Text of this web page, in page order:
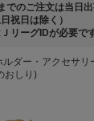
でのご注文は当日出
日祝日は除く）
リーグIDが必要です
ルダー・アクセサリ
おしり)